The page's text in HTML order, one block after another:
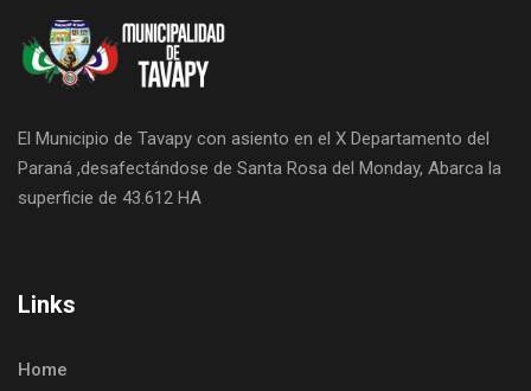
El Municipio de Tavapy con asiento en el X Departamento del
Paraná ,desafectándose de Santa Rosa del Monday, Abarca la
superficie de 43.612 HA
Links
Home